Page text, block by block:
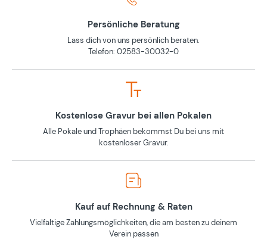
Persönliche Beratung
Lass dich von uns persönlich beraten.
Telefon: 02583-30032-0
Kostenlose Gravur bei allen Pokalen
Alle Pokale und Trophäen bekommst Du bei uns mit
kostenloser Gravur.
Kauf auf Rechnung & Raten
Vielfältige Zahlungsmöglichkeiten, die am besten zu deinem
Verein passen